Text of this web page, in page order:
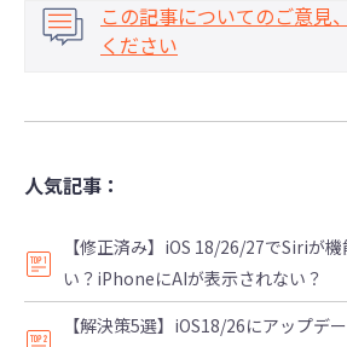
この記事についてのご意見
ください
人気記事：
【修正済み】iOS 18/26/27でSiriが
い？iPhoneにAIが表示されない？
【解決策5選】iOS18/26にアップデー